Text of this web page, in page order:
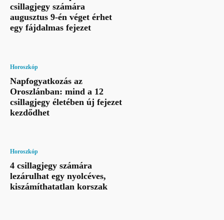
csillagjegy számára
augusztus 9-én véget érhet
egy fájdalmas fejezet
Horoszkóp
Napfogyatkozás az
Oroszlánban: mind a 12
csillagjegy életében új fejezet
kezdődhet
Horoszkóp
4 csillagjegy számára
lezárulhat egy nyolcéves,
kiszámíthatatlan korszak